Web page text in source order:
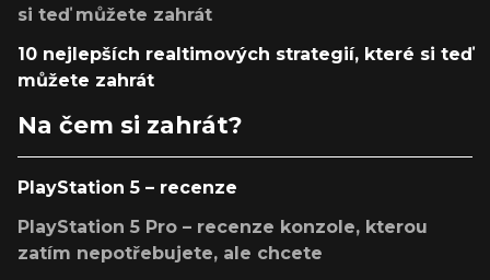
si teď můžete zahrát
10 nejlepších realtimových strategií, které si teď
můžete zahrát
Na čem si zahrát?
PlayStation 5 – recenze
PlayStation 5 Pro – recenze konzole, kterou
zatím nepotřebujete, ale chcete